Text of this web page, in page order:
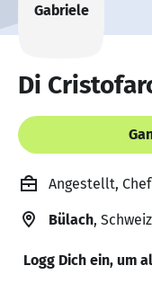
Di
Angestellt,
Bülach, Schweiz
Logg Dich ein, um